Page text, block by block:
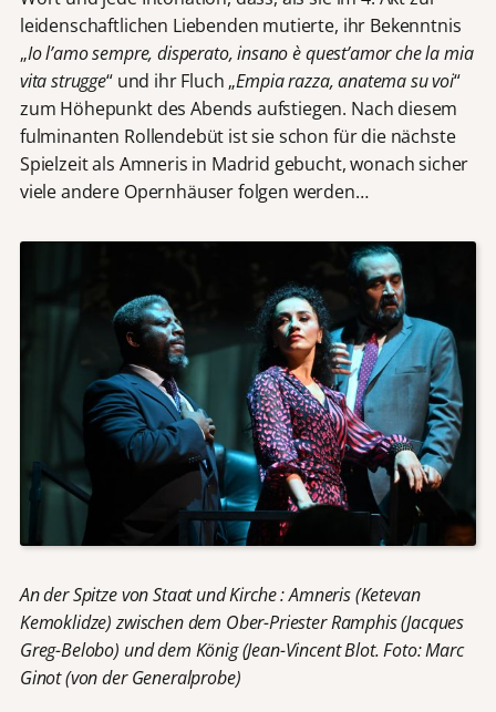
leidenschaftlichen Liebenden mutierte, ihr Bekenntnis
„Io l’amo sempre, disperato, insano è quest’amor che la mia
vita strugge“ und ihr Fluch „Empia razza, anatema su voi“
zum Höhepunkt des Abends aufstiegen. Nach diesem
fulminanten Rollendebüt ist sie schon für die nächste
Spielzeit als Amneris in Madrid gebucht, wonach sicher
viele andere Opernhäuser folgen werden…
An der Spitze von Staat und Kirche : Amneris (Ketevan
Kemoklidze) zwischen dem Ober-Priester Ramphis (Jacques
Greg-Belobo) und dem König (Jean-Vincent Blot. Foto: Marc
Ginot (von der Generalprobe)